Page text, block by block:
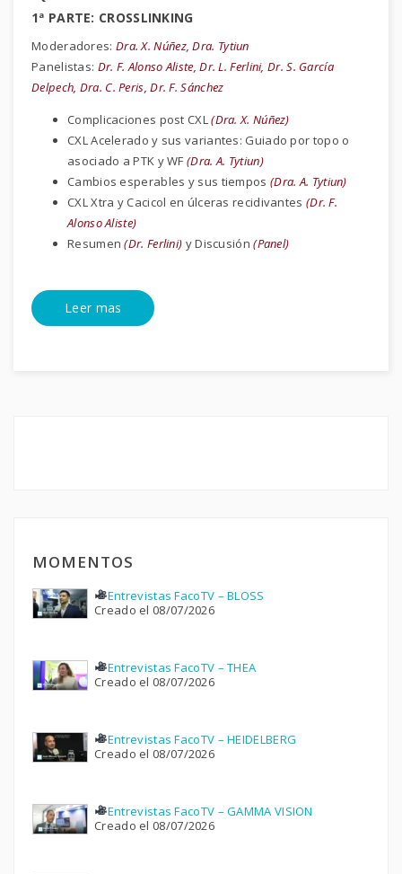
1ª PARTE: CROSSLINKING
Moderadores: Dra. X. Núñez, Dra. Tytiun
Panelistas: Dr. F. Alonso Aliste, Dr. L. Ferlini, Dr. S. García
Delpech, Dra. C. Peris, Dr. F. Sánchez
Complicaciones post CXL(Dra. X. Núñez)
CXL Acelerado y sus variantes: Guiado por topo o
asociado a PTK y WF(Dra. A. Tytiun)
Cambios esperables y sus tiempos (Dra. A. Tytiun)
CXL Xtra y Cacicol en úlceras recidivantes (Dr. F.
Alonso Aliste)
Resumen(Dr. Ferlini) y Discusión(Panel)
Leer mas
MOMENTOS
Entrevistas FacoTV – BLOSS
Creado el 08/07/2026
Entrevistas FacoTV – THEA
Creado el 08/07/2026
Entrevistas FacoTV – HEIDELBERG
Creado el 08/07/2026
Entrevistas FacoTV – GAMMA VISION
Creado el 08/07/2026